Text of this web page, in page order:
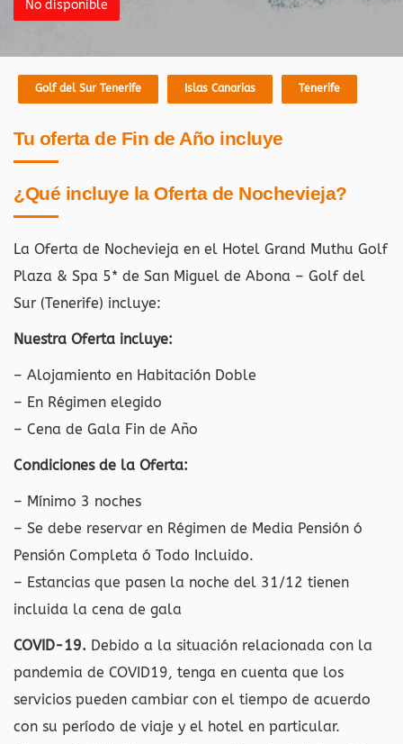
No disponible
Golf del Sur Tenerife Islas Canarias Tenerife
Tu oferta de Fin de Año incluye
¿Qué incluye la Oferta de Nochevieja?
La Oferta de Nochevieja en el Hotel Grand Muthu Golf
Plaza & Spa 5* de San Miguel de Abona – Golf del
Sur (Tenerife) incluye:
Nuestra Oferta incluye:
– Alojamiento en Habitación Doble
– En Régimen elegido
– Cena de Gala Fin de Año
Condiciones de la Oferta:
– Mínimo 3 noches
– Se debe reservar en Régimen de Media Pensión ó
Pensión Completa ó Todo Incluido.
– Estancias que pasen la noche del 31/12 tienen
incluida la cena de gala
COVID-19. Debido a la situación relacionada con la
pandemia de COVID19, tenga en cuenta que los
servicios pueden cambiar con el tiempo de acuerdo
con su período de viaje y el hotel en particular.